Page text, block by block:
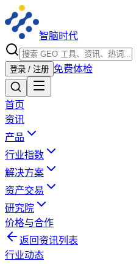
智脑时代
登录 / 注册 免费体检
首页
资讯
产品
行业指数
解决方案
资产交易
研究院
价格与合作
返回资讯列表
行业动态